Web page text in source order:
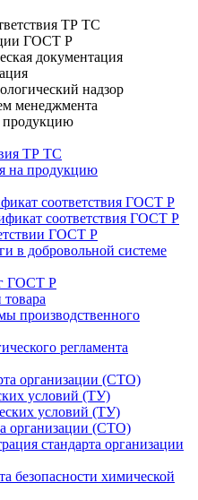
ТР ТС
ГОСТ Р
документация
надзор
менеджмента
продукцию
ТР ТС
на продукцию
соответствия ГОСТ Р
соответствия ГОСТ Р
ГОСТ Р
в добровольной системе
ГОСТ Р
товара
производственного
регламента
организации (СТО)
условий (ТУ)
условий (ТУ)
организации (СТО)
стандарта организации
безопасности химической